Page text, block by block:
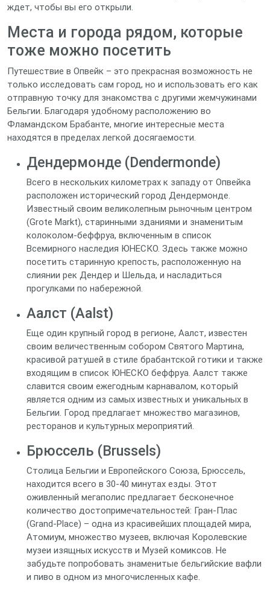
ждет, чтобы вы его открыли.
Места и города рядом, которые
тоже можно посетить
Путешествие в Опвейк – это прекрасная возможность не
только исследовать сам город, но и использовать его как
отправную точку для знакомства с другими жемчужинами
Бельгии. Благодаря удобному расположению во
Фламандском Брабанте, многие интересные места
находятся в пределах легкой досягаемости.
Дендермонде (Dendermonde)
Всего в нескольких километрах к западу от Опвейка
расположен исторический город Дендермонде.
Известный своим великолепным рыночным центром
(Grote Markt), старинными зданиями и знаменитым
колоколом-беффруа, включенным в список
Всемирного наследия ЮНЕСКО. Здесь также можно
посетить старинную крепость, расположенную на
слиянии рек Дендер и Шельда, и насладиться
прогулками по набережной.
Аалст (Aalst)
Еще один крупный город в регионе, Аалст, известен
своим величественным собором Святого Мартина,
красивой ратушей в стиле брабантской готики и также
входящим в список ЮНЕСКО беффруа. Аалст также
славится своим ежегодным карнавалом, который
является одним из самых известных и уникальных в
Бельгии. Город предлагает множество магазинов,
ресторанов и культурных мероприятий.
Брюссель (Brussels)
Столица Бельгии и Европейского Союза, Брюссель,
находится всего в 30-40 минутах езды. Этот
оживленный мегаполис предлагает бесконечное
количество достопримечательностей: Гран-Плас
(Grand-Place) – одна из красивейших площадей мира,
Атомиум, множество музеев, включая Королевские
музеи изящных искусств и Музей комиксов. Не
забудьте попробовать знаменитые бельгийские вафли
и пиво в одном из многочисленных кафе.